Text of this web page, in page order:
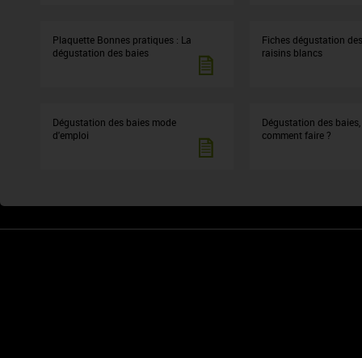
Plaquette Bonnes pratiques : La
dégustation des baies
Fiches dégustation
raisins blancs
Dégustation des baies mode
d'emploi
Dégustation des baies,
comment faire ?